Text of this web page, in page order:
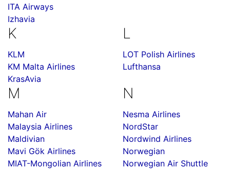
ITA Airways
Izhavia
K
KLM
KM Malta Airlines
KrasAvia
L
LOT Polish Airlines
Lufthansa
M
Mahan Air
Malaysia Airlines
Maldivian
Mavi Gök Airlines
MIAT-Mongolian Airlines
N
Nesma Airlines
NordStar
Nordwind Airlines
Norwegian
Norwegian Air Shuttle